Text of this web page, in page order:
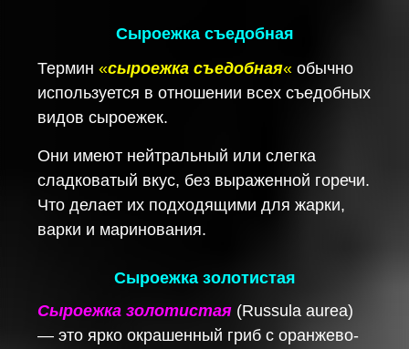
Сыроежка съедобная
Термин «сыроежка съедобная« обычно
используется в отношении всех съедобных
видов сыроежек.
Они имеют нейтральный или слегка
сладковатый вкус, без выраженной горечи.
Что делает их подходящими для жарки,
варки и маринования.
Сыроежка золотистая
Сыроежка золотистая (Russula aurea)
— это ярко окрашенный гриб с оранжево-